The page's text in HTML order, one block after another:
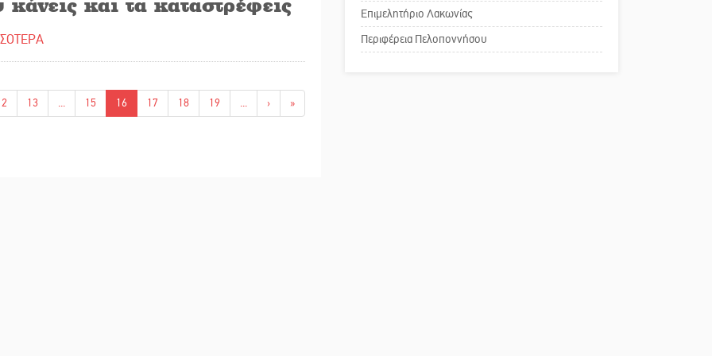
13 ... 15 16 17 18 19 ... › »
Πού βρίσκεται το ιστορικό
κέντρο της Σπάρτης;
Επιμελητήριο Λακωνίας
Περιφέρεια Πελοποννήσου